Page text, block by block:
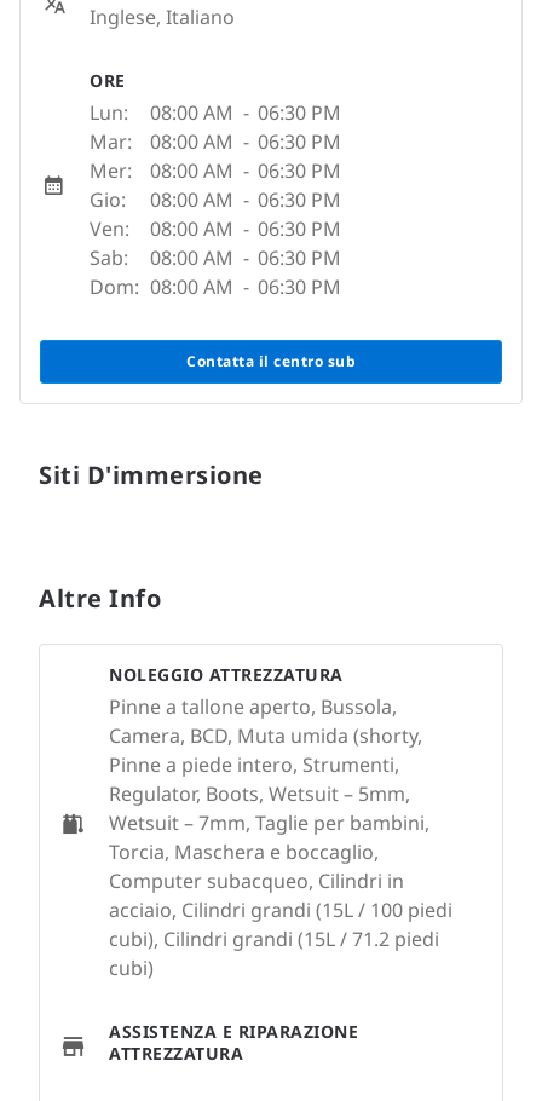
Inglese, Italiano
ORE
Lun: 08:00 AM - 06:30 PM
Mar:
08:00 AM - 06:30 PM
Mer:
08:00 AM - 06:30 PM
Gio:
08:00 AM - 06:30 PM
Ven:
08:00 AM - 06:30 PM
Sab:
08:00 AM - 06:30 PM
Dom: 08:00 AM - 06:30 PM
Contatta il centro sub
Siti D'immersione
Altre Info
NOLEGGIO ATTREZZATURA
Pinne a tallone aperto, Bussola,
Camera, BCD, Muta umida (shorty,
Pinne a piede intero, Strumenti,
Regulator, Boots, Wetsuit – 5mm,
Wetsuit – 7mm, Taglie per bambini,
Torcia, Maschera e boccaglio,
Computer subacqueo, Cilindri in
acciaio, Cilindri grandi (15L / 100 piedi
cubi), Cilindri grandi (15L / 71.2 piedi
cubi)
ASSISTENZA E RIPARAZIONE
ATTREZZATURA